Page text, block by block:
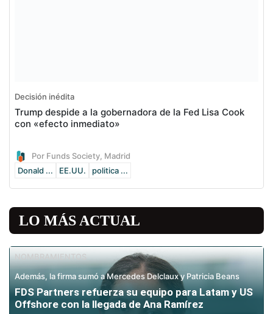
Decisión inédita
Trump despide a la gobernadora de la Fed Lisa Cook
con «efecto inmediato»
Por Funds Society, Madrid
Donald ...
EE.UU. politica ...
LO MÁS ACTUAL
NOMBRAMIENTOS
Además, la firma sumó a Mercedes Delclaux y Patricia Beans
FDS Partners refuerza su equipo para Latam y US
Offshore con la llegada de Ana Ramírez